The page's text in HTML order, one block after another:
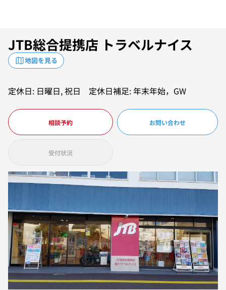
JTB総合提携店 トラベルナイス
地図を見る
定休日: 日曜日, 祝日 定休日補足: 年末年始，GW
相談予約 お問い合わせ
受付状況